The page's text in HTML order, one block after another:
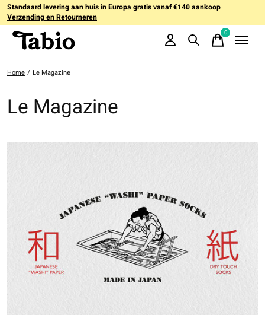
Standaard levering aan huis in Europa gratis vanaf €140 aankoop
Verzending en Retourneren
0items
Home / Le Magazine
Le Magazine